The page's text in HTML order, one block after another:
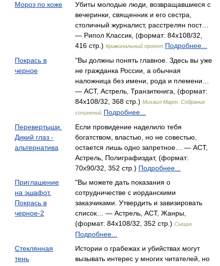
Мороз по коже
Убиты молодые люди, возвращавшиеся с
вечеринки, священник и его сестра,
столичный журналист, расстрелян пост…
— Рипол Классик, (формат: 84x108/32,
416 стр.) Криминальный проект Подробнее...
Покрась в
черное
"Вы должны понять главное. Здесь вы уже
не гражданка России, а обычная
наложница без имени, рода и племени…
— АСТ, Астрель, Транзиткнига, (формат:
84x108/32, 368 стр.) Михаил Март. Собрание
сочинений Подробнее...
Перевертыши.
Дикий глаз -
альтернатива
Если провидение наделило тебя
богатством, властью, но не совестью,
остается лишь одно запретное… — АСТ,
Астрель, Полиграфиздат, (формат:
70x90/32, 352 стр.) Подробнее...
Приглашение
на эшафот.
Покрась в
черное-2
"Вы можете дать показания о
сотрудничестве с иорданскими
заказчиками. Утвердить и завизировать
список… — Астрель, АСТ, Жанры,
(формат: 84x108/32, 352 стр.) Сыщик
Подробнее...
Стеклянная
тень
Истории о грабежах и убийствах могут
вызывать интерес у многих читателей, но